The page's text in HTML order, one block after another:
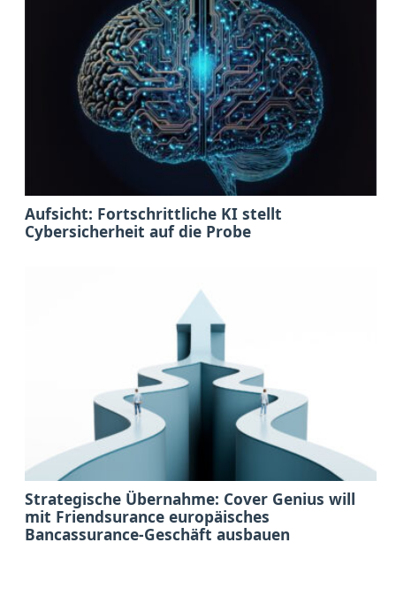
Aufsicht: Fortschrittliche KI stellt
Cybersicherheit auf die Probe
Strategische Übernahme: Cover Genius will
mit Friendsurance europäisches
Bancassurance-Geschäft ausbauen